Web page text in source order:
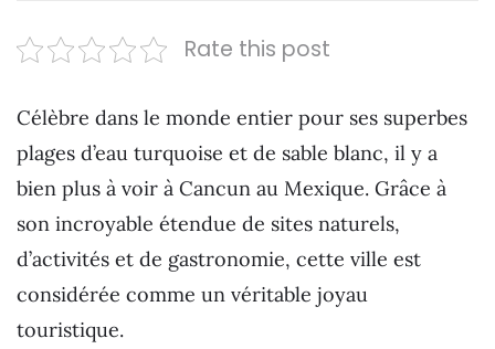
Rate this post
Célèbre dans le monde entier pour ses superbes
plages d’eau turquoise et de sable blanc, il y a
bien plus à voir à Cancun au Mexique. Grâce à
son incroyable étendue de sites naturels,
d’activités et de gastronomie, cette ville est
considérée comme un véritable joyau
touristique.